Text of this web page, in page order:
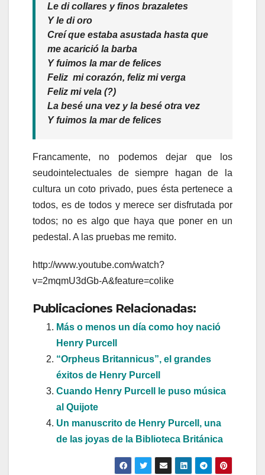
Le di collares y finos brazaletes
Y le di oro
Creí que estaba asustada hasta que
me acarició la barba
Y fuimos la mar de felices
Feliz mi corazón, feliz mi verga
Feliz mi vela (?)
La besé una vez y la besé otra vez
Y fuimos la mar de felices
Francamente, no podemos dejar que los
seudointelectuales de siempre hagan de la
cultura un coto privado, pues ésta pertenece a
todos, es de todos y merece ser disfrutada por
todos; no es algo que haya que poner en un
pedestal. A las pruebas me remito.
http://www.youtube.com/watch?
v=2mqmU3dGb-A&feature=colike
Publicaciones Relacionadas:
Más o menos un día como hoy nació
Henry Purcell
“Orpheus Britannicus”, el grandes
éxitos de Henry Purcell
Cuando Henry Purcell le puso música
al Quijote
Un manuscrito de Henry Purcell, una
de las joyas de la Biblioteca Británica